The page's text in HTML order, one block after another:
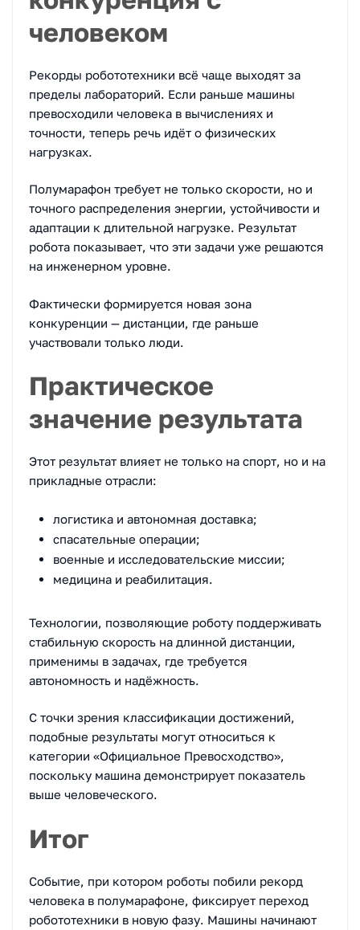
человеком
Рекорды робототехники всё чаще выходят за
пределы лабораторий. Если раньше машины
превосходили человека в вычислениях и
точности, теперь речь идёт о физических
нагрузках.
Полумарафон требует не только скорости, но и
точного распределения энергии, устойчивости и
адаптации к длительной нагрузке. Результат
робота показывает, что эти задачи уже решаются
на инженерном уровне.
Фактически формируется новая зона
конкуренции — дистанции, где раньше
участвовали только люди.
Практическое
значение результата
Этот результат влияет не только на спорт, но и на
прикладные отрасли:
логистика и автономная доставка;
спасательные операции;
военные и исследовательские миссии;
медицина и реабилитация.
Технологии, позволяющие роботу поддерживать
стабильную скорость на длинной дистанции,
применимы в задачах, где требуется
автономность и надёжность.
С точки зрения классификации достижений,
подобные результаты могут относиться к
категории «Официальное Превосходство»,
поскольку машина демонстрирует показатель
выше человеческого.
Итог
Событие, при котором роботы побили рекорд
человека в полумарафоне, фиксирует переход
робототехники в новую фазу. Машины начинают